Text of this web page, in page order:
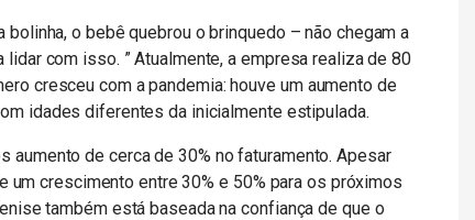
o bebê quebrou o brinquedo – não chegam a
com isso. ” Atualmente, a empresa realiza de 80
cresceu com a pandemia: houve um aumento de
idades diferentes da inicialmente estipulada.
de cerca de 30% no faturamento. Apesar
crescimento entre 30% e 50% para os próximos
também está baseada na confiança de que o